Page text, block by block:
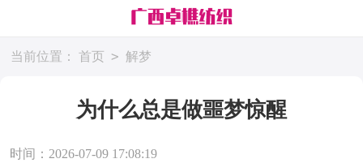
当前位置： 首页 > 解梦
为什么总是做噩梦惊醒
时间：2026-07-09 17:08:19